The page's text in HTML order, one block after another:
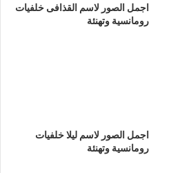
اجمل الصور لاسم القذافى خلفيات
رومانسية وتهنئة
اجمل الصور لاسم ليلا خلفيات
رومانسية وتهنئة